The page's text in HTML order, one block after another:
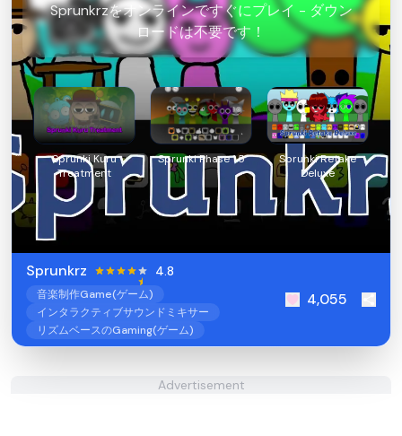
Sprunkrzをオンラインですぐにプレイ - ダウン
ロードは不要です！
Sprunki Kuru
Treatment
Sprunki Phase 1.5
Sprunki Retake
Deluxe
Sprunkrz 4.8
音楽制作Game(ゲーム)
インタラクティブサウンドミキサー
リズムベースのGaming(ゲーム)
4,055
Advertisement